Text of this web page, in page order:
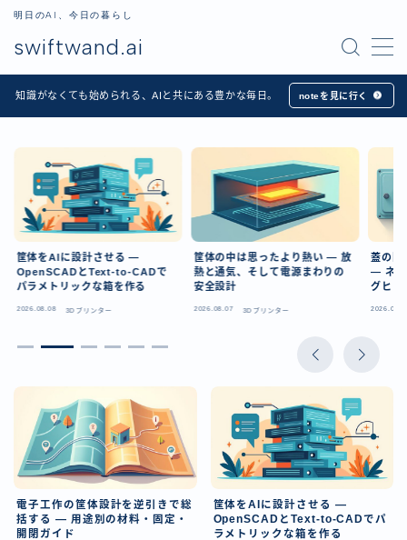
swiftwand.ai
明日のAI、今日の暮らし
ホーム
Apps
記事一覧
プロフィール
日本語
日本語
English
知識がなくても始められる、AIと共にある豊かな毎日。 noteを見に行く
筐体をAIに設計させる —
OpenSCADとText-to-CADで
パラメトリックな箱を作る
2026.08.08 3Dプリンター
筐体の中は思ったより熱い — 放
熱と通気、そして電源まわりの
安全設計
2026.08.07 3Dプリンター
蓋の開
— ネジ
グヒン
電子工作の筐体設計を逆引きで総
括する — 用途別の材料・固定・
開閉ガイド
筐体をAIに設計させる —
OpenSCADとText-to-CADでパ
ラメトリックな箱を作る